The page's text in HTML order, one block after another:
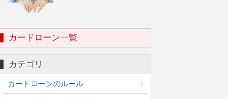
カードローン一覧
カテゴリ
カードローンのルール